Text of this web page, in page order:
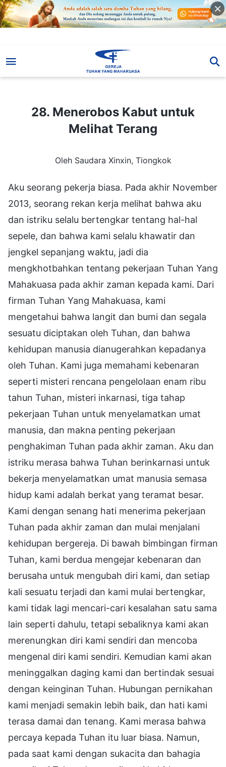
28. Menerobos Kabut untuk Melihat Terang
28. Menerobos Kabut untuk
Melihat Terang
Oleh Saudara Xinxin, Tiongkok
Aku seorang pekerja biasa. Pada akhir November
2013, seorang rekan kerja melihat bahwa aku
dan istriku selalu bertengkar tentang hal-hal
sepele, dan bahwa kami selalu khawatir dan
jengkel sepanjang waktu, jadi dia
mengkhotbahkan tentang pekerjaan Tuhan Yang
Mahakuasa pada akhir zaman kepada kami. Dari
firman Tuhan Yang Mahakuasa, kami
mengetahui bahwa langit dan bumi dan segala
sesuatu diciptakan oleh Tuhan, dan bahwa
kehidupan manusia dianugerahkan kepadanya
oleh Tuhan. Kami juga memahami kebenaran
seperti misteri rencana pengelolaan enam ribu
tahun Tuhan, misteri inkarnasi, tiga tahap
pekerjaan Tuhan untuk menyelamatkan umat
manusia, dan makna penting pekerjaan
penghakiman Tuhan pada akhir zaman. Aku dan
istriku merasa bahwa Tuhan berinkarnasi untuk
bekerja menyelamatkan umat manusia semasa
hidup kami adalah berkat yang teramat besar.
Kami dengan senang hati menerima pekerjaan
Tuhan pada akhir zaman dan mulai menjalani
kehidupan bergereja. Di bawah bimbingan firman
Tuhan, kami berdua mengejar kebenaran dan
berusaha untuk mengubah diri kami, dan setiap
kali sesuatu terjadi dan kami mulai bertengkar,
kami tidak lagi mencari-cari kesalahan satu sama
lain seperti dahulu, tetapi sebaliknya kami akan
merenungkan diri kami sendiri dan mencoba
mengenal diri kami sendiri. Kemudian kami akan
meninggalkan daging kami dan bertindak sesuai
dengan keinginan Tuhan. Hubungan pernikahan
kami menjadi semakin lebih baik, dan hati kami
terasa damai dan tenang. Kami merasa bahwa
percaya kepada Tuhan itu luar biasa. Namun,
pada saat kami dengan sukacita dan bahagia